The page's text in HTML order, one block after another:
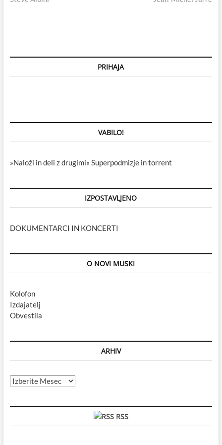
prispevka
PRIHAJA
VABILO!
»Naloži in deli z drugimi« Superpodmizje in torrent
IZPOSTAVLJENO
DOKUMENTARCI IN KONCERTI
O NOVI MUSKI
Kolofon
Izdajatelj
Obvestila
ARHIV
Arhiv
RSS